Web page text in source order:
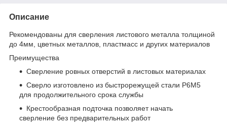
Описание
Рекомендованы для сверления листового металла толщиной
до 4мм, цветных металлов, пластмасс и других материалов
Преимущества
Сверление ровных отверстий в листовых материалах
Сверло изготовлено из быстрорежущей стали Р6М5
для продолжительного срока службы
Крестообразная подточка позволяет начать
сверление без предварительных работ